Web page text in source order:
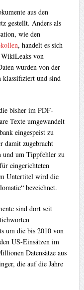
aus den
gestellt. Anders als
wie den
, handelt es sich
von
wurden von der
klassifiziert und sind
bisher im PDF-
Texte umgewandelt
eingespeist zu
damit zugebracht
und um Tippfehler zu
eingerichteten
Untertitel wird die
bezeichnet.
sind dort seit
um die bis 2010 von
US-Einsätzen im
Datensätze aus
die auf die Jahre